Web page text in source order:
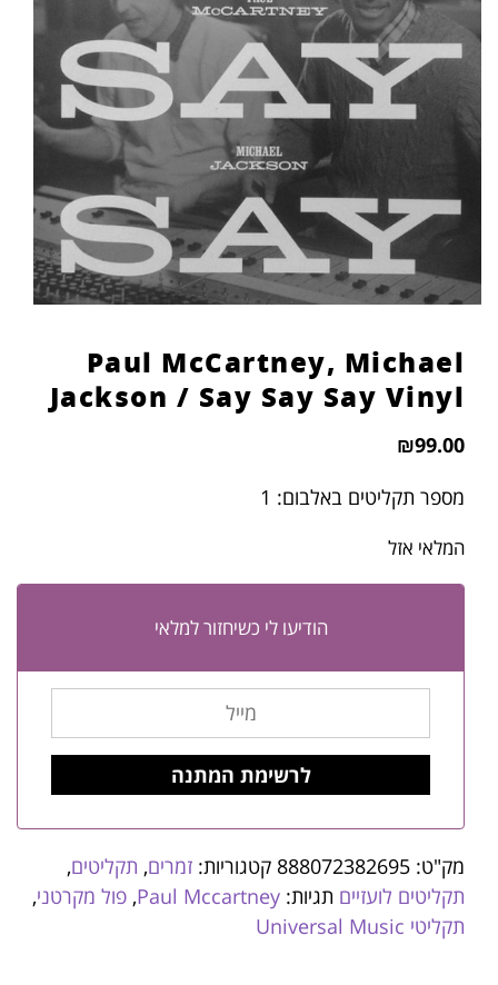
הוסף קו תחתון לקישורים
font_download סמן קישורים
לאפס
את
כל
האפשרויות
cached
Paul McCartney, Michael
Jackson ‎/ Say Say Say Vinyl
₪99.00
מספר תקליטים באלבום: 1
המלאי אזל
הודיעו לי כשיחזור למלאי
מק"ט: 888072382695 קטגוריות: זמרים, תקליטים,
תקליטים לועזיים תגיות: Paul Mccartney
, פול מקרטני,
תקליטי Universal Music